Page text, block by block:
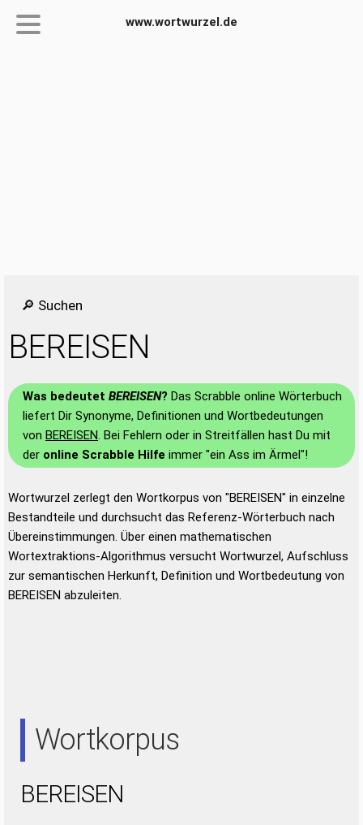
www.wortwurzel.de
🔎 Suchen
BEREISEN
Was bedeutet BEREISEN? Das Scrabble online Wörterbuch
liefert Dir Synonyme, Definitionen und Wortbedeutungen
von BEREISEN. Bei Fehlern oder in Streitfällen hast Du mit
der online Scrabble Hilfe immer "ein Ass im Ärmel"!
Wortwurzel zerlegt den Wortkorpus von "BEREISEN" in einzelne
Bestandteile und durchsucht das Referenz-Wörterbuch nach
Übereinstimmungen. Über einen mathematischen
Wortextraktions-Algorithmus versucht Wortwurzel, Aufschluss
zur semantischen Herkunft, Definition und Wortbedeutung von
BEREISEN abzuleiten.
Wortkorpus
BEREISEN